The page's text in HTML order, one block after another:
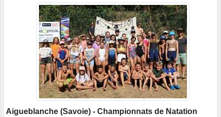
Aigueblanche (Savoie) - Championnats de Natation